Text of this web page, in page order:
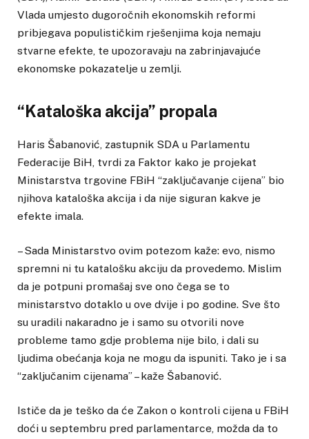
Vlada umjesto dugoročnih ekonomskih reformi
pribjegava populističkim rješenjima koja nemaju
stvarne efekte, te upozoravaju na zabrinjavajuće
ekonomske pokazatelje u zemlji.
“Kataloška akcija” propala
Haris Šabanović, zastupnik SDA u Parlamentu
Federacije BiH, tvrdi za Faktor kako je projekat
Ministarstva trgovine FBiH “zaključavanje cijena” bio
njihova kataloška akcija i da nije siguran kakve je
efekte imala.
– Sada Ministarstvo ovim potezom kaže: evo, nismo
spremni ni tu katalošku akciju da provedemo. Mislim
da je potpuni promašaj sve ono čega se to
ministarstvo dotaklo u ove dvije i po godine. Sve što
su uradili nakaradno je i samo su otvorili nove
probleme tamo gdje problema nije bilo, i dali su
ljudima obećanja koja ne mogu da ispuniti. Tako je i sa
“zaključanim cijenama” – kaže Šabanović.
Ističe da je teško da će Zakon o kontroli cijena u FBiH
doći u septembru pred parlamentarce, možda da to